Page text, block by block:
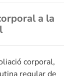
a la
corporal,